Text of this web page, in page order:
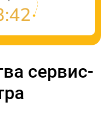
сервис-